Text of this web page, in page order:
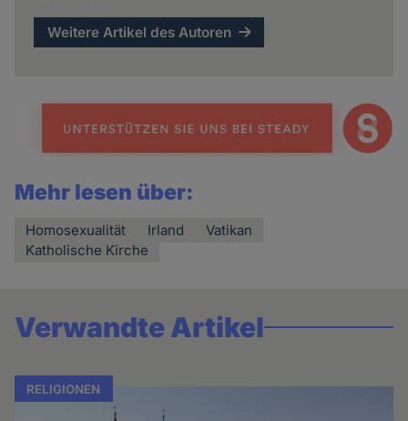
Weitere Artikel des Autoren
Mehr lesen über:
Homosexualität Irland
Vatikan
Katholische Kirche
Verwandte Artikel
RELIGIONEN